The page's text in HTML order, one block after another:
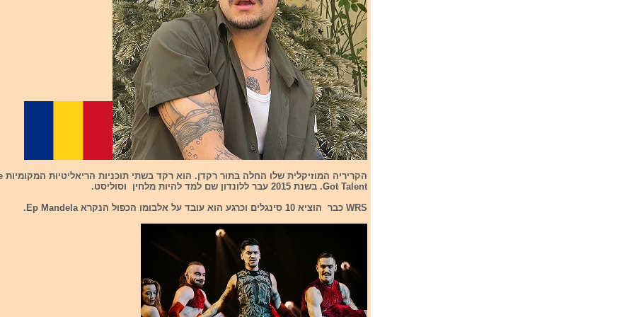
Got Talent. בשנת 2015 עבר ללונדון שם למד להיות מלחין וסוליסט.
WRS כבר הוציא 10 סינגלים וכרגע הוא עובד על אלבומו הכפול הנקרא Ep Mandela.